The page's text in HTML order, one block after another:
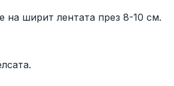
на ширит лентата през 8-10 см.